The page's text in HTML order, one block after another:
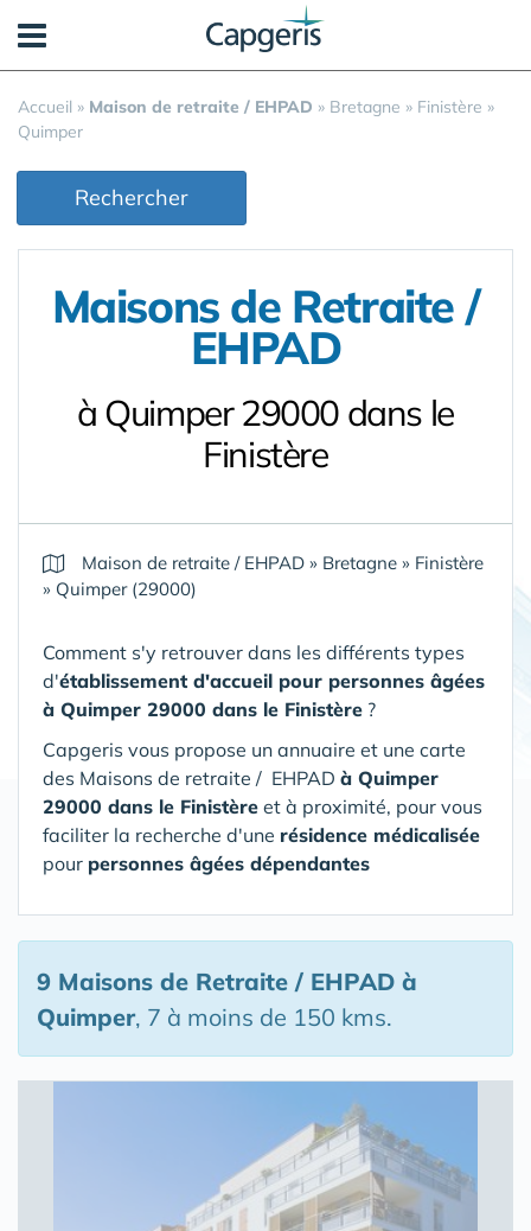
Accueil » Maison de retraite / EHPAD » Bretagne » Finistère »
Quimper
Rechercher
Maisons de Retraite /
EHPAD
à Quimper 29000 dans le
Finistère
Maison de retraite / EHPAD » Bretagne » Finistère
» Quimper (29000)
Comment s'y retrouver dans les différents types
d'établissement d'accueil pour personnes âgées
à Quimper 29000 dans le Finistère ?
Capgeris vous propose un annuaire et une carte
des Maisons de retraite / EHPAD à Quimper
29000 dans le Finistère et à proximité, pour vous
faciliter la recherche d'une résidence médicalisée
pour personnes âgées dépendantes
9 Maisons de Retraite / EHPAD à
Quimper, 7 à moins de 150 kms.